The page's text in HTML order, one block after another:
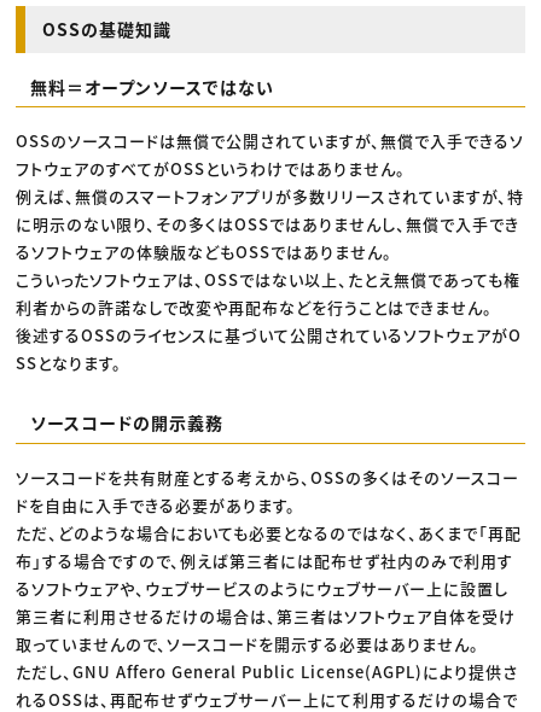
OSSの基礎知識
無料＝オープンソースではない
OSSのソースコードは無償で公開されていますが、無償で入手できるソ
フトウェアのすべてがOSSというわけではありません。
例えば、無償のスマートフォンアプリが多数リリースされていますが、特
に明示のない限り、その多くはOSSではありませんし、無償で入手でき
るソフトウェアの体験版などもOSSではありません。
こういったソフトウェアは、OSSではない以上、たとえ無償であっても権
利者からの許諾なしで改変や再配布などを行うことはできません。
後述するOSSのライセンスに基づいて公開されているソフトウェアがO
SSとなります。
ソースコードの開示義務
ソースコードを共有財産とする考えから、OSSの多くはそのソースコー
ドを自由に入手できる必要があります。
ただ、どのような場合においても必要となるのではなく、あくまで「再配
布」する場合ですので、例えば第三者には配布せず社内のみで利用す
るソフトウェアや、ウェブサービスのようにウェブサーバー上に設置し
第三者に利用させるだけの場合は、第三者はソフトウェア自体を受け
取っていませんので、ソースコードを開示する必要はありません。
ただし、GNU Affero General Public License(AGPL)により提供さ
れるOSSは、再配布せずウェブサーバー上にて利用するだけの場合で